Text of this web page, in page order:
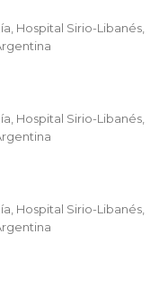
Hospital Sirio-Libanés,
Hospital Sirio-Libanés,
Hospital Sirio-Libanés,